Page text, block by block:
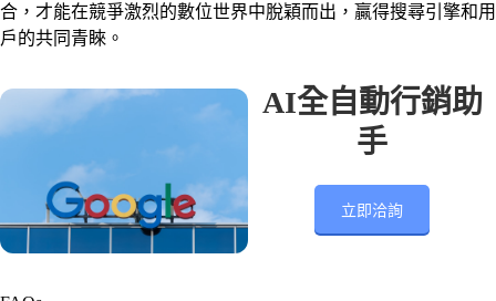
合，才能在競爭激烈的數位世界中脫穎而出，贏得搜尋引擎和用
戶的共同青睞。
AI全自動行銷助
手
立即洽詢